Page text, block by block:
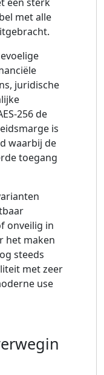
met alle
juridische
256 de
is
waarbij de
toegang
onveilig in
het maken
steeds
met zeer
use